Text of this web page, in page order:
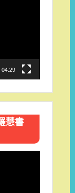
04:29
慧書